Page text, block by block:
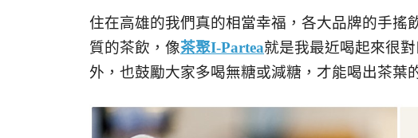
住在高雄的我們真的相當幸福，各大品牌的手搖
質的茶飲，像茶聚I-Partea就是我最近喝起來很
外，也鼓勵大家多喝無糖或減糖， 才能喝出茶葉